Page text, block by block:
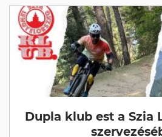
Dupla klub est a Szia